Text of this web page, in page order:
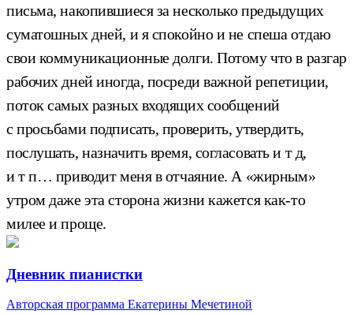
письма, накопившиеся за несколько предыдущих
суматошных дней, и я спокойно и не спеша отдаю
свои коммуникационные долги. Потому что в разгар
рабочих дней иногда, посреди важной репетиции,
поток самых разных входящих сообщений
с просьбами подписать, проверить, утвердить,
послушать, назначить время, согласовать и т д,
и т п… приводит меня в отчаяние. А «жирным»
утром даже эта сторона жизни кажется как-то
милее и проще.
Дневник пианистки
Авторская программа Екатерины Мечетиной